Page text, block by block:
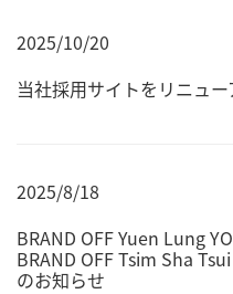
2025/10/20
当社採用サイトをリニュー
2025/8/18
BRAND OFF Yuen Lung
BRAND OFF Tsim Sha
のお知らせ